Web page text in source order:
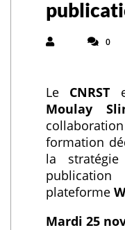
0
Le CNRST
Moulay
formation
la
plateforme
Mardi 25